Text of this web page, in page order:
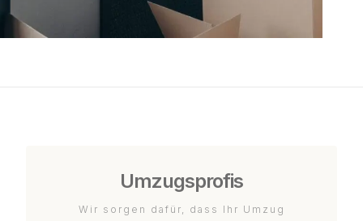
Umzugsprofis
Wir sorgen dafür, dass Ihr Umzug